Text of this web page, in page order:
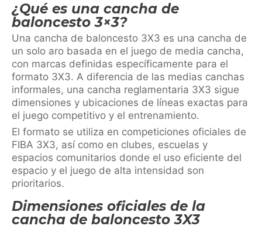
¿Qué es una cancha de
baloncesto 3×3?
Una cancha de baloncesto 3X3 es una cancha de
un solo aro basada en el juego de media cancha,
con marcas definidas específicamente para el
formato 3X3. A diferencia de las medias canchas
informales, una cancha reglamentaria 3X3 sigue
dimensiones y ubicaciones de líneas exactas para
el juego competitivo y el entrenamiento.
El formato se utiliza en competiciones oficiales de
FIBA 3X3, así como en clubes, escuelas y
espacios comunitarios donde el uso eficiente del
espacio y el juego de alta intensidad son
prioritarios.
Dimensiones oficiales de la
cancha de baloncesto 3X3